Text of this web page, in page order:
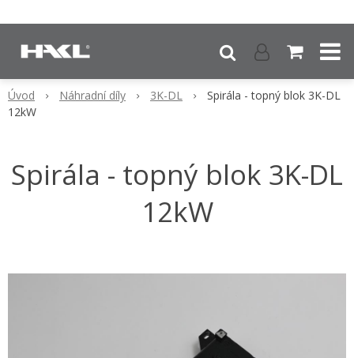
Úvod Náhradní díly 3K-DL
Spirála - topný blok 3K-DL
12kW
Spirála - topný blok 3K-DL
12kW